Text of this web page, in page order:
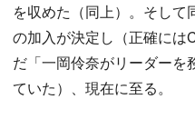
を収めた（同上）。そして
の加入が決定し（正確には
だ「一岡伶奈がリーダーを
ていた）、現在に至る。